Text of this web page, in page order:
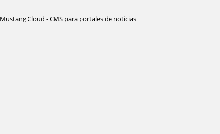
Mustang Cloud - CMS para portales de noticias